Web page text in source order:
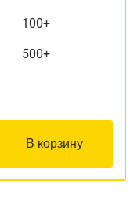
100+
500+
В корзину